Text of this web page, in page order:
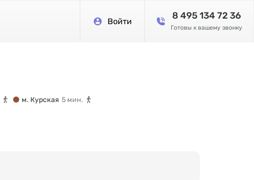
Войти
8 495 134 72 36
Готовы к вашему звонку
м. Курская 5 мин.